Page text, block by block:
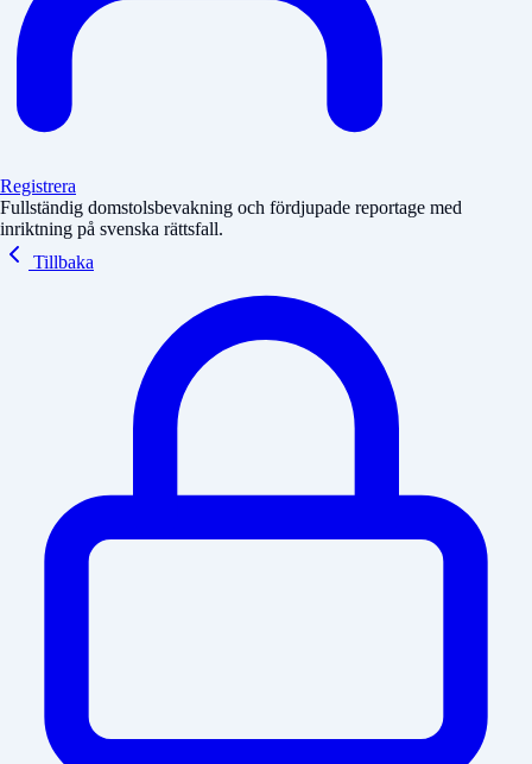
Registrera
Fullständig domstolsbevakning och fördjupade reportage med
inriktning på svenska rättsfall.
Tillbaka